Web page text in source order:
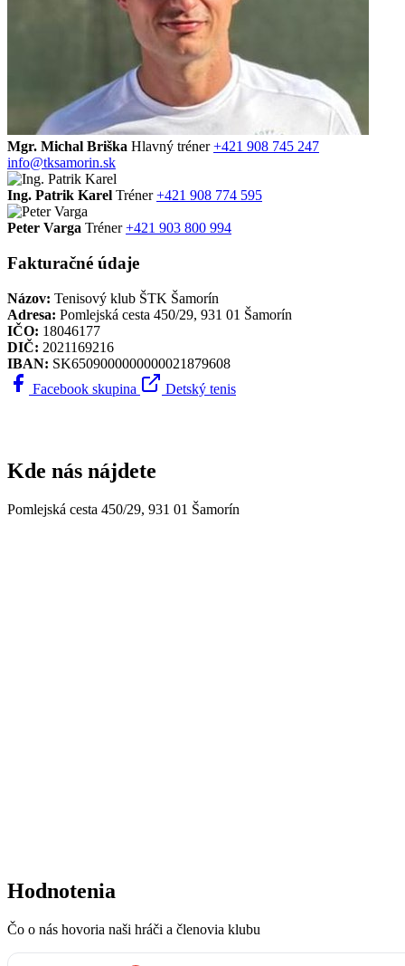
Mgr. Michal Briška Hlavný tréner +421 908 745 247
info@tksamorin.sk
Ing. Patrik Karel Tréner +421 908 774 595
Peter Varga Tréner +421 903 800 994
Fakturačné údaje
Názov: Tenisový klub ŠTK Šamorín
Adresa: Pomlejská cesta 450/29, 931 01 Šamorín
IČO: 18046177
DIČ: 2021169216
IBAN: SK6509000000000021879608
Facebook skupina
Detský tenis
Kde nás nájdete
Pomlejská cesta 450/29, 931 01 Šamorín
Hodnotenia
Čo o nás hovoria naši hráči a členovia klubu